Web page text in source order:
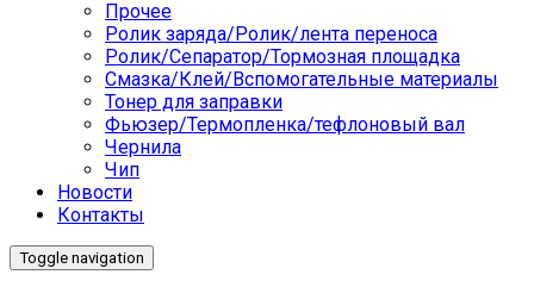
Прочее
Ролик заряда/Ролик/лента переноса
Ролик/Сепаратор/Тормозная площадка
Смазка/Клей/Вспомогательные материалы
Тонер для заправки
Фьюзер/Термопленка/тефлоновый вал
Чернила
Чип
Новости
Контакты
Toggle navigation